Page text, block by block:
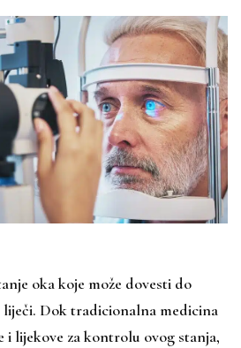
oka koje može dovesti do
liječi. Dok tradicionalna medicina
lijekove za kontrolu ovog stanja,